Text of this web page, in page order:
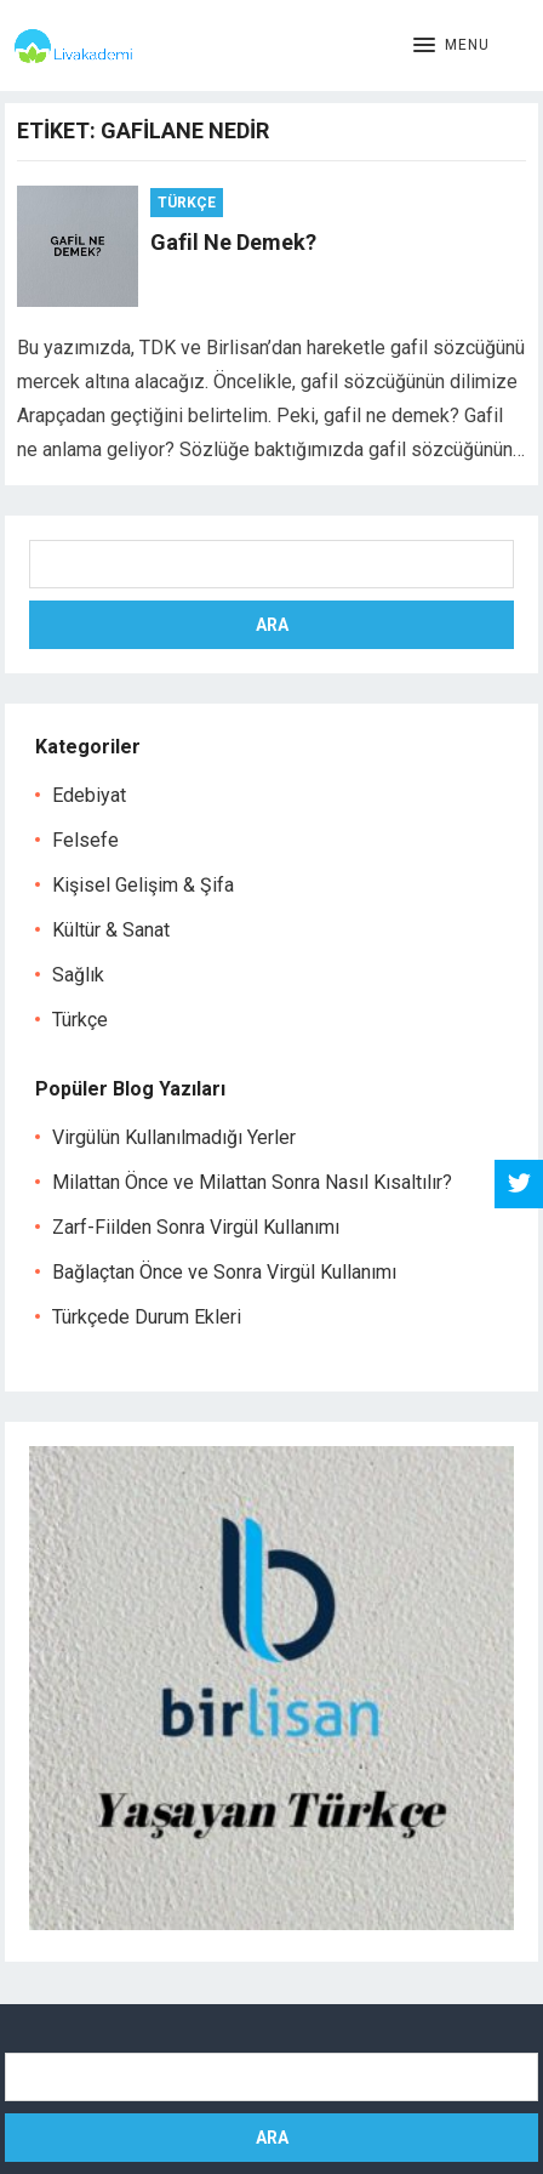
MENU
ETIKET: GAFILANE NEDIR
TÜRKÇE
Gafil Ne Demek?
Bu yazımızda, TDK ve Birlisan’dan hareketle gafil sözcüğünü
mercek altına alacağız. Öncelikle, gafil sözcüğünün dilimize
Arapçadan geçtiğini belirtelim. Peki, gafil ne demek? Gafil
ne anlama geliyor? Sözlüğe baktığımızda gafil sözcüğünün…
ARA
Kategoriler
Edebiyat
Felsefe
Kişisel Gelişim & Şifa
Kültür & Sanat
Sağlık
Türkçe
Popüler Blog Yazıları
Virgülün Kullanılmadığı Yerler
Milattan Önce ve Milattan Sonra Nasıl Kısaltılır?
Zarf-Fiilden Sonra Virgül Kullanımı
Bağlaçtan Önce ve Sonra Virgül Kullanımı
Türkçede Durum Ekleri